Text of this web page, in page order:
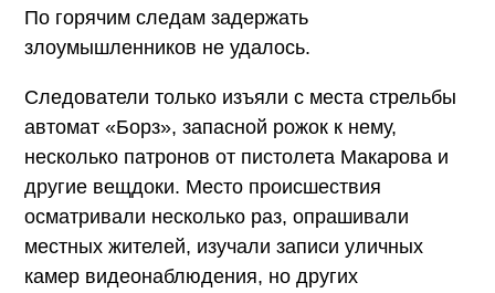
По горячим следам задержать
злоумышленников не удалось.
Следователи только изъяли с места стрельбы
автомат «Борз», запасной рожок к нему,
несколько патронов от пистолета Макарова и
другие вещдоки. Место происшествия
осматривали несколько раз, опрашивали
местных жителей, изучали записи уличных
камер видеонаблюдения, но других